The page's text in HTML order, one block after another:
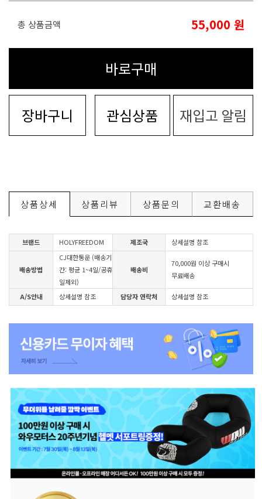
총 상품금액 55,000 원
바로구매
장바구니 관심상품 재입고 알림
상품상세 상품리뷰 상품문의 교환배송
브랜드 HOLYFREEDOM 제조국 상세설명 참조
배송방법
CJ대한통운 (배송기
간: 평균 1~4일/공휴
일제외)
배송비
70,000원 이상 구매시
무료배송
A/S안내 상세설명 참조 담당자 연락처 상세설명 참조